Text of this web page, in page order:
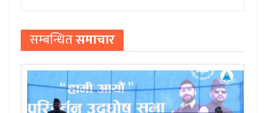
सम्बन्धितसमाचार